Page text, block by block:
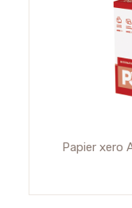
Papier xero